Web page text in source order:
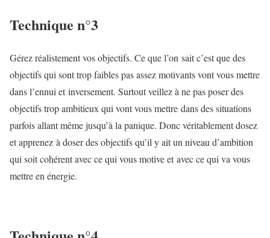
Technique n°3
Gérez réalistement vos objectifs. Ce que l’on sait c’est que des
objectifs qui sont trop faibles pas assez motivants vont vous mettre
dans l’ennui et inversement. Surtout veillez à ne pas poser des
objectifs trop ambitieux qui vont vous mettre dans des situations
parfois allant même jusqu’à la panique. Donc véritablement dosez
et apprenez à doser des objectifs qu’il y ait un niveau d’ambition
qui soit cohérent avec ce qui vous motive et avec ce qui va vous
mettre en énergie.